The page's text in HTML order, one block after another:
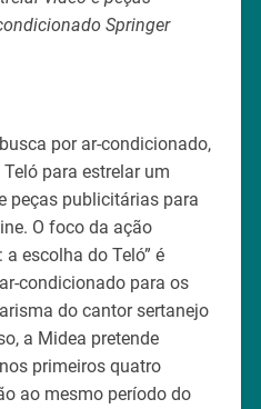
Springer
por ar-condicionado,
para estrelar um
peças publicitárias para
O foco da ação
escolha do Teló” é
condicionado para os
do cantor sertanejo
a Midea pretende
primeiros quatro
ao mesmo período do